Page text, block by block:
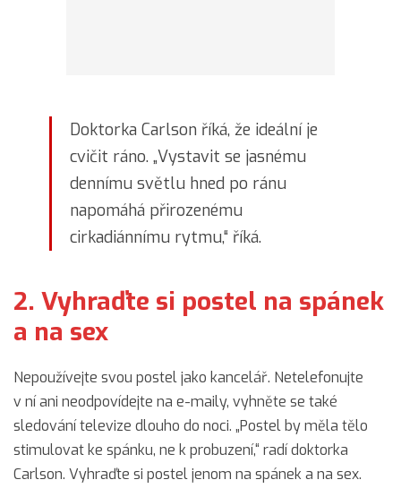
Doktorka Carlson říká, že ideální je
cvičit ráno. „Vystavit se jasnému
dennímu světlu hned po ránu
napomáhá přirozenému
cirkadiánnímu rytmu,“ říká.
2. Vyhraďte si postel na spánek
a na sex
Nepoužívejte svou postel jako kancelář. Netelefonujte
v ní ani neodpovídejte na e-maily, vyhněte se také
sledování televize dlouho do noci. „Postel by měla tělo
stimulovat ke spánku, ne k probuzení,“ radí doktorka
Carlson. Vyhraďte si postel jenom na spánek a na sex.